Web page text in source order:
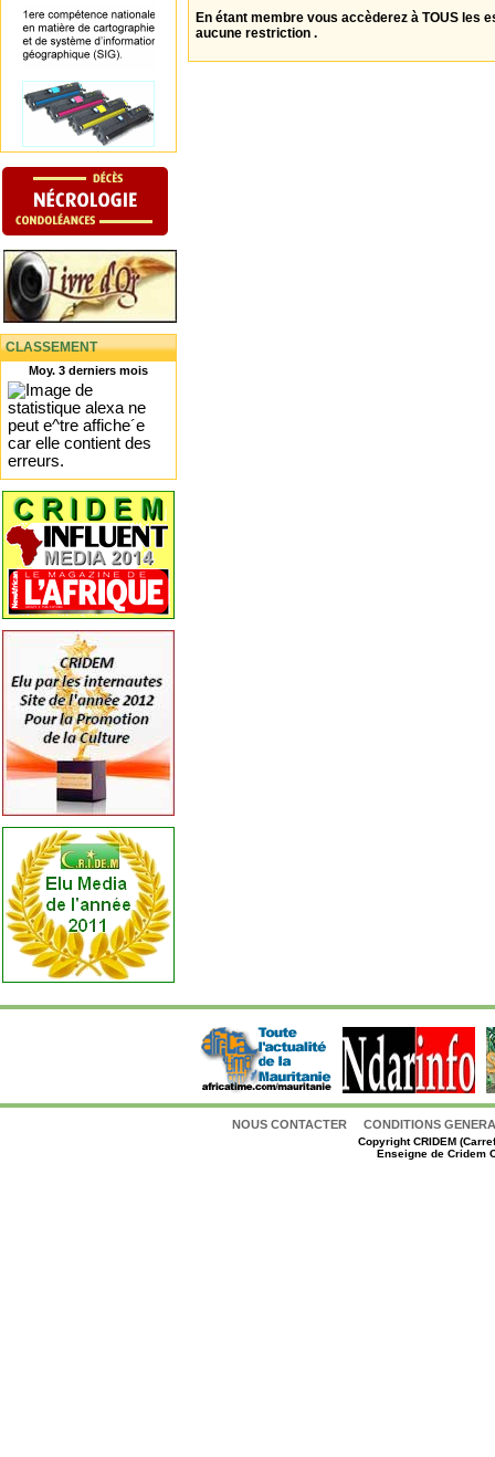
CLASSEMENT
Moy. 3 derniers mois
En étant membre vous accèderez à TOUS les
aucune restriction .
NOUS CONTACTER CONDITIONS
CopyrightCRIDEM
Enseigne de Cridem